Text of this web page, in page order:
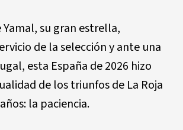
Yamal, su gran estrella,
de la selección y ante una
esta España de 2026 hizo
de los triunfos de La Roja
la paciencia.